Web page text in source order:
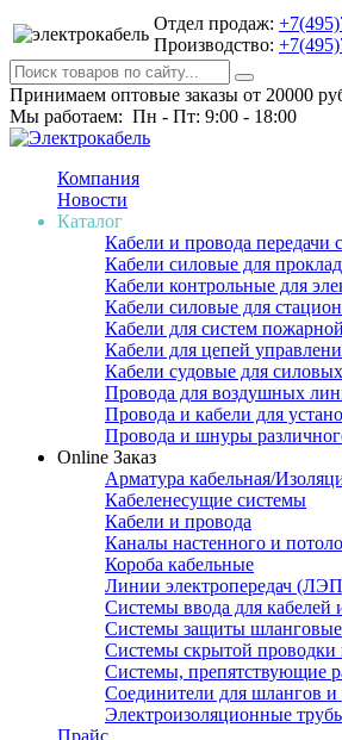
Отдел продаж:
Производство:
Принимаем оптовые заказы от 20000
Мы работаем: Пн - Пт: 9:00 - 18:00
Компания
Новости
Каталог
Кабели и провода передачи
Кабели силовые для
Кабели контрольные для
Кабели силовые для
Кабели для систем
Кабели для цепей
Кабели судовые для
Провода для воздушных
Провода и кабели для
Провода и шнуры
Online Заказ
Арматура кабельная/
Кабеленесущие системы
Кабели и провода
Каналы настенного и
Короба кабельные
Линии электропередач
Системы ввода для кабелей
Системы защиты шланговые
Системы скрытой проводки
Системы, препятствующие
Соединители для шлангов и
Электроизоляционные
Прайс